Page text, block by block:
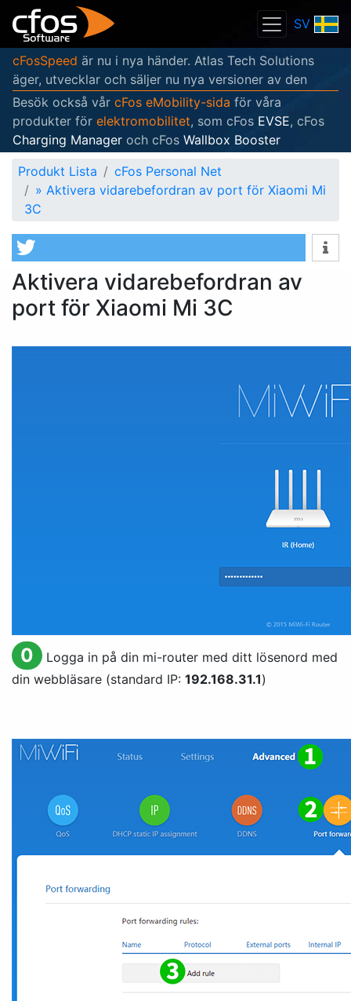
SV
cFosSpeed är nu i nya händer. Atlas Tech Solutions
äger, utvecklar och säljer nu nya versioner av den
Besök också vår cFos eMobility-sida för våra
produkter för elektromobilitet, som cFos EVSE, cFos
Charging Manager och cFos Wallbox Booster
Produkt Lista
cFos Personal Net
» Aktivera vidarebefordran av port för Xiaomi Mi
3C
Aktivera vidarebefordran av
port för Xiaomi Mi 3C
0
Logga in på din mi-router med ditt lösenord med
din webbläsare (standard IP: 192.168.31.1)